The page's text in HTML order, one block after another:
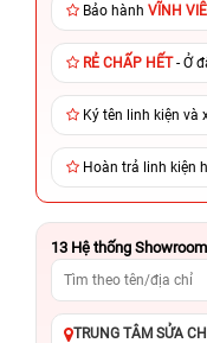
Bảo hành VĨNH
RẺ CHẤP HẾT- Ở
Ký tên linh kiện và
Hoàn trả linh kiện
13 Hệ thống Showroom
TRUNG TÂM SỬA